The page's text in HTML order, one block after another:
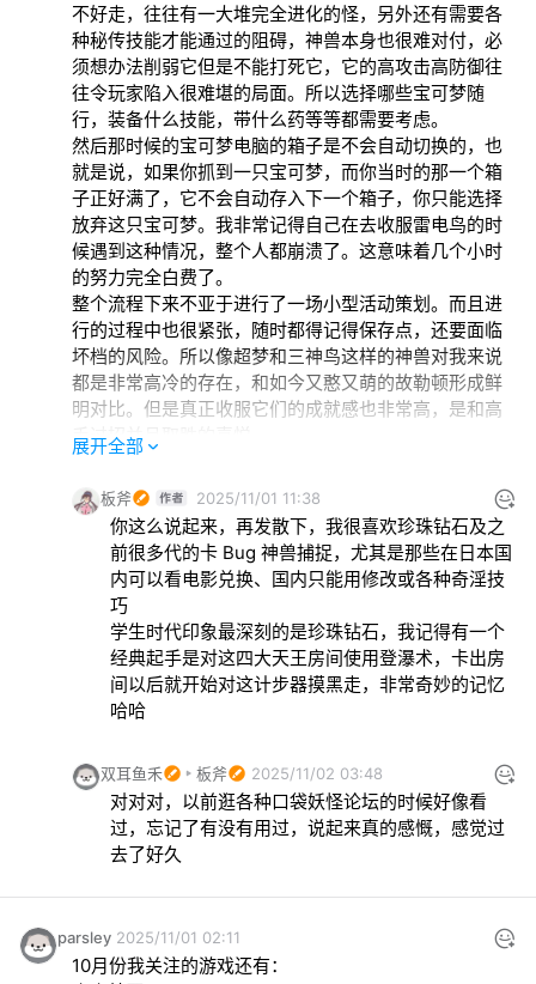
不好走，往往有一大堆完全进化的怪，另外还有需要各
种秘传技能才能通过的阻碍，神兽本身也很难对付，必
须想办法削弱它但是不能打死它，它的高攻击高防御往
往令玩家陷入很难堪的局面。所以选择哪些宝可梦随
行，装备什么技能，带什么药等等都需要考虑。
然后那时候的宝可梦电脑的箱子是不会自动切换的，也
就是说，如果你抓到一只宝可梦，而你当时的那一个箱
子正好满了，它不会自动存入下一个箱子，你只能选择
放弃这只宝可梦。我非常记得自己在去收服雷电鸟的时
候遇到这种情况，整个人都崩溃了。这意味着几个小时
的努力完全白费了。
整个流程下来不亚于进行了一场小型活动策划。而且进
行的过程中也很紧张，随时都得记得保存点，还要面临
坏档的风险。所以像超梦和三神鸟这样的神兽对我来说
都是非常高冷的存在，和如今又憨又萌的故勒顿形成鲜
明对比。但是真正收服它们的成就感也非常高，是和高
手过招并且取胜的喜悦。
我虽然觉得现今的宝可梦机制非常的新手友好和人性
化，但我也很怀念之前的那种通过自己的思考和努力过
后所获得的成就感。
展开全部
板斧 2025/11/01 11:38
你这么说起来，再发散下，我很喜欢珍珠钻石及之
前很多代的卡 Bug 神兽捕捉，尤其是那些在日本国
内可以看电影兑换、国内只能用修改或各种奇淫技
巧
学生时代印象最深刻的是珍珠钻石，我记得有一个
经典起手是对这四大天王房间使用登瀑术，卡出房
间以后就开始对这计步器摸黑走，非常奇妙的记忆
哈哈
双耳鱼禾 板斧 2025/11/02 03:48
对对对，以前逛各种口袋妖怪论坛的时候好像看
过，忘记了有没有用过，说起来真的感慨，感觉过
去了好久
parsley 2025/11/01 02:11
10月份我关注的游戏还有：